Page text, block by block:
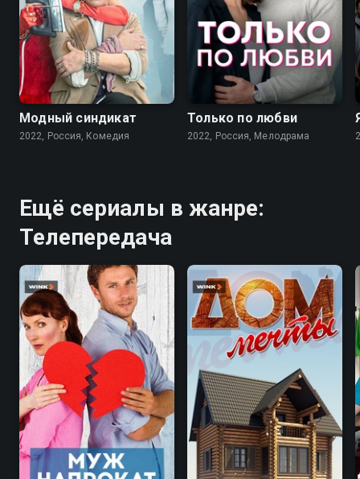
7.6
Модный синдикат
2022, Россия, Комедия
Только по любви
2022, Россия, Мелодрама
Ещё сериалы в жанре:
Телепередача